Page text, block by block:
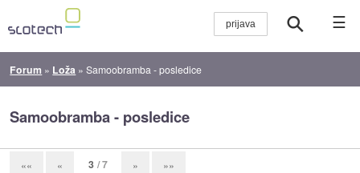
☰
Forum » Loža »Samoobramba - posledice
Samoobramba - posledice
«« « 3 / 7 » »»